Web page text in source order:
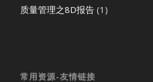
质量管理之8D报告(1)
常用资源-友情链接